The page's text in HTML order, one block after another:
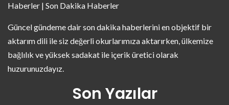
Haberler | Son Dakika Haberler
Güncel gündeme dair son dakika haberlerini en objektif bir
aktarım dili ile siz değerli okurlarımıza aktarırken, ülkemize
bağlılık ve yüksek sadakat ile içerik üretici olarak
huzurunuzdayız.
Son Yazılar